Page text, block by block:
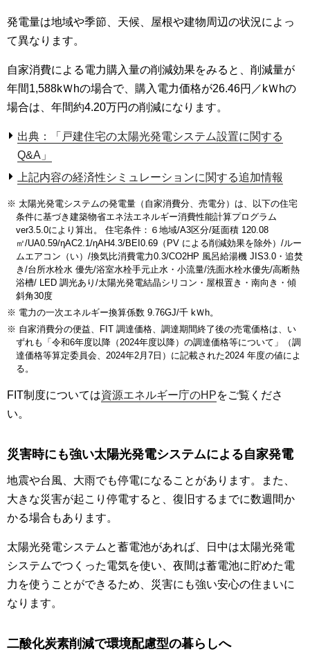
発電量は地域や季節、天候、屋根や建物周辺の状況によっ
て異なります。
自家消費による電力購入量の削減効果をみると、削減量が
年間1,588kＷhの場合で、購入電力価格が26.46円／kＷhの
場合は、年間約4.20万円の削減になります。
出典：「戸建住宅の太陽光発電システム設置に関する
Q&A」
上記内容の経済性シミュレーションに関する追加情報
※ 太陽光発電システムの発電量（自家消費分、売電分）は、以下の住宅
条件に基づき建築物省エネ法エネルギー消費性能計算プログラム
ver3.5.0により算出。 住宅条件：６地域/A3区分/延面積 120.08
㎡/UA0.59/ηAC2.1/ηAH4.3/BEI0.69（PV による削減効果を除外）/ルー
ムエアコン（い）/換気比消費電力0.3/CO2HP 風呂給湯機 JIS3.0・追焚
き/台所水栓水 優先/浴室水栓手元止水・小流量/洗面水栓水優先/高断熱
浴槽/ LED 調光あり/太陽光発電結晶シリコン・屋根置き・南向き・傾
斜角30度
※ 電力の一次エネルギー換算係数 9.76GJ/千 kＷh。
※ 自家消費分の便益、FIT 調達価格、調達期間終了後の売電価格は、い
ずれも「令和6年度以降（2024年度以降）の調達価格等について」（調
達価格等算定委員会、2024年2月7日）に記載された2024 年度の値によ
る。
FIT制度については資源エネルギー庁のHPをご覧くださ
い。
災害時にも強い太陽光発電システムによる自家発電
地震や台風、大雨でも停電になることがあります。また、
大きな災害が起こり停電すると、復旧するまでに数週間か
かる場合もあります。
太陽光発電システムと蓄電池があれば、日中は太陽光発電
システムでつくった電気を使い、夜間は蓄電池に貯めた電
力を使うことができるため、災害にも強い安心の住まいに
なります。
二酸化炭素削減で環境配慮型の暮らしへ